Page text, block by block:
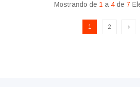
Mostrando de 1 a 4de 7
1 2